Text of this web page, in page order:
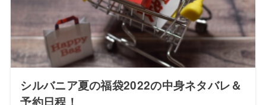
シルバニア夏の福袋2022の中身ネタバレ＆